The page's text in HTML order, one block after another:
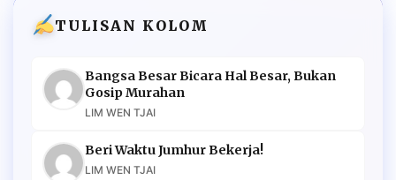
TULISAN KOLOM
Bangsa Besar Bicara Hal Besar, Bukan
Gosip Murahan
LIM WEN TJAI
Beri Waktu Jumhur Bekerja!
LIM WEN TJAI